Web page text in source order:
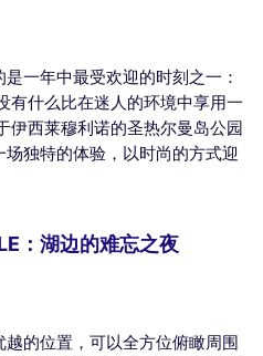
一年中最受欢迎的时刻之一：
有什么比在迷人的环境中享用一
伊西莱穆利诺的圣热尔曼岛公园
独特的体验，以时尚的方式迎
：湖边的难忘之夜
的位置，可以全方位俯瞰周围